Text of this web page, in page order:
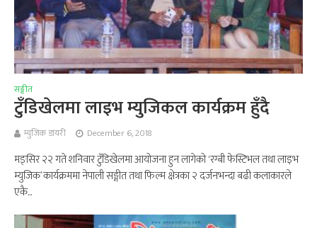
सङ्गीत
टुँडिखेलमा लाइभ म्युजिकल कार्यक्रम हुँदै
म्युजिक डायरी December 6, 2018
मङ्सिर २२ गते शनिवार टुँडिखेलमा आयोजना हुन लागेको ‘रग्बी फेस्टिभल तथा लाइभ
म्युजिक’ कार्यक्रममा नेपाली सङ्गीत तथा फिल्म क्षेत्रका २ दर्जनभन्दा बढी कलाकारले
एकै...